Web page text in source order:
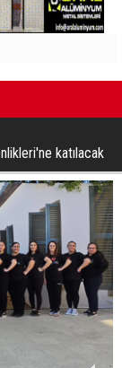
2,9katılacak